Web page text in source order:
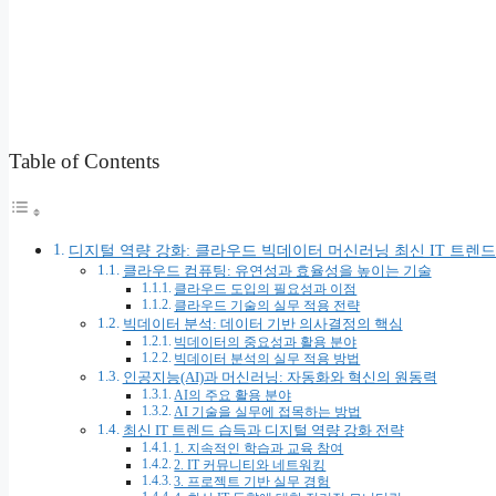
Table of Contents
디지털 역량 강화: 클라우드 빅데이터 머신러닝 최신 IT 트렌
클라우드 컴퓨팅: 유연성과 효율성을 높이는 기술
클라우드 도입의 필요성과 이점
클라우드 기술의 실무 적용 전략
빅데이터 분석: 데이터 기반 의사결정의 핵심
빅데이터의 중요성과 활용 분야
빅데이터 분석의 실무 적용 방법
인공지능(AI)과 머신러닝: 자동화와 혁신의 원동력
AI의 주요 활용 분야
AI 기술을 실무에 접목하는 방법
최신 IT 트렌드 습득과 디지털 역량 강화 전략
1. 지속적인 학습과 교육 참여
2. IT 커뮤니티와 네트워킹
3. 프로젝트 기반 실무 경험